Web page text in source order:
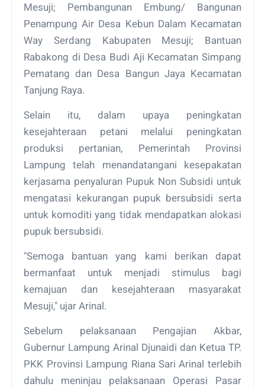
Mesuji; Pembangunan Embung/ Bangunan
Penampung Air Desa Kebun Dalam Kecamatan
Way Serdang Kabupaten Mesuji; Bantuan
Rabakong di Desa Budi Aji Kecamatan Simpang
Pematang dan Desa Bangun Jaya Kecamatan
Tanjung Raya.
Selain itu, dalam upaya peningkatan
kesejahteraan petani melalui peningkatan
produksi pertanian, Pemerintah Provinsi
Lampung telah menandatangani kesepakatan
kerjasama penyaluran Pupuk Non Subsidi untuk
mengatasi kekurangan pupuk bersubsidi serta
untuk komoditi yang tidak mendapatkan alokasi
pupuk bersubsidi.
"Semoga bantuan yang kami berikan dapat
bermanfaat untuk menjadi stimulus bagi
kemajuan dan kesejahteraan masyarakat
Mesuji," ujar Arinal.
Sebelum pelaksanaan Pengajian Akbar,
Gubernur Lampung Arinal Djunaidi dan Ketua TP.
PKK Provinsi Lampung Riana Sari Arinal terlebih
dahulu meninjau pelaksanaan Operasi Pasar